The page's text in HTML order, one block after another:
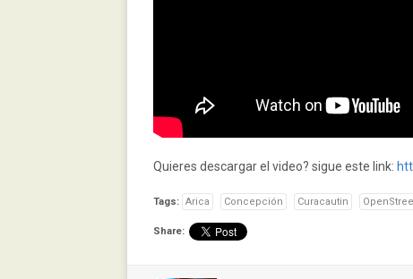
Quieres descargar el video? sigue este link:
Tags: Arica Concepción Curacautin
Share: